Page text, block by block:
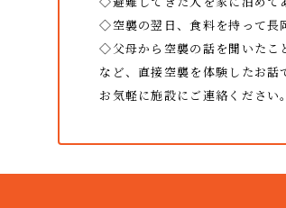
◇空襲の翌日、食料を持って長
◇父母から空襲の話を聞いたこ
など、直接空襲を体験したお話
お気軽に施設にご連絡ください。